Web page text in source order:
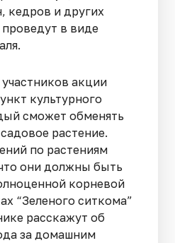
кедров и других
в виде
акции
культурного
сможет обменять
растение.
по растениям
они должны быть
корневой
“Зеленого ситкома”
расскажут об
за домашним